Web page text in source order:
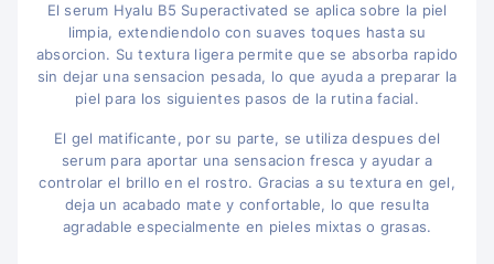
El serum Hyalu B5 Superactivated se aplica sobre la piel
limpia, extendiendolo con suaves toques hasta su
absorcion. Su textura ligera permite que se absorba rapido
sin dejar una sensacion pesada, lo que ayuda a preparar la
piel para los siguientes pasos de la rutina facial.
El gel matificante, por su parte, se utiliza despues del
serum para aportar una sensacion fresca y ayudar a
controlar el brillo en el rostro. Gracias a su textura en gel,
deja un acabado mate y confortable, lo que resulta
agradable especialmente en pieles mixtas o grasas.